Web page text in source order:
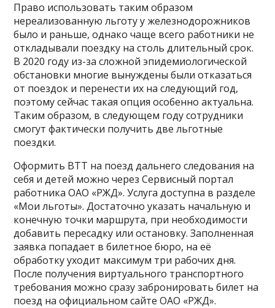
Право использовать таким образом
нереализованную льготу у железнодорожников
было и раньше, однако чаще всего работники не
откладывали поездку на столь длительный срок.
В 2020 году из-за сложной эпидемиологической
обстановки многие вынуждены были отказаться
от поездок и перенести их на следующий год,
поэтому сейчас такая опция особенно актуальна.
Таким образом, в следующем году сотрудники
смогут фактически получить две льготные
поездки.
Оформить ВТТ на поезд дальнего следования на
себя и детей можно через Сервисный портал
работника ОАО «РЖД». Услуга доступна в разделе
«Мои льготы». Достаточно указать начальную и
конечную точки маршрута, при необходимости
добавить пересадку или остановку. Заполненная
заявка попадает в билетное бюро, на её
обработку уходит максимум три рабочих дня.
После получения виртуального транспортного
требования можно сразу забронировать билет на
поезд на официальном сайте ОАО «РЖД».